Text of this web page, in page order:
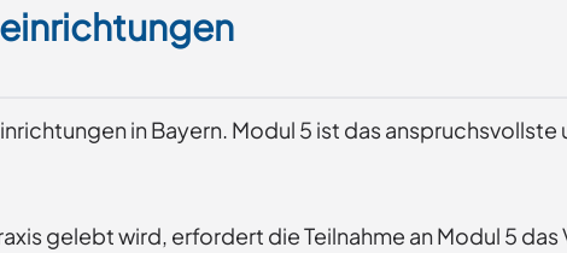
in Bayern. Modul 5 ist das
gelebt wird, erfordert die Teilnahme an Modul 5